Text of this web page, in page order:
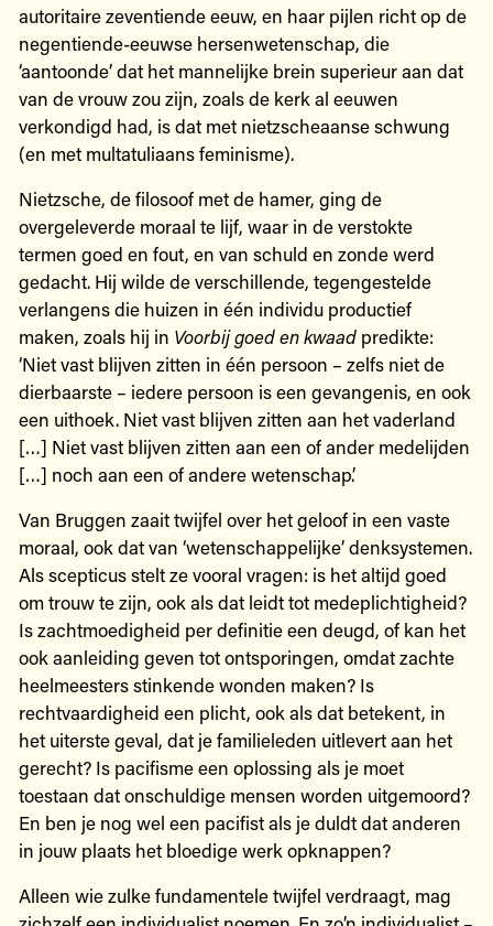
autoritaire zeventiende eeuw, en haar pijlen richt op de
negentiende-eeuwse hersenwetenschap, die
‘aantoonde’ dat het mannelijke brein superieur aan dat
van de vrouw zou zijn, zoals de kerk al eeuwen
verkondigd had, is dat met nietzscheaanse schwung
(en met multatuliaans feminisme).
Nietzsche, de filosoof met de hamer, ging de
overgeleverde moraal te lijf, waar in de verstokte
termen goed en fout, en van schuld en zonde werd
gedacht. Hij wilde de verschillende, tegengestelde
verlangens die huizen in één individu productief
maken, zoals hij in Voorbij goed en kwaadpredikte:
‘Niet vast blijven zitten in één persoon – zelfs niet de
dierbaarste – iedere persoon is een gevangenis, en ook
een uithoek. Niet vast blijven zitten aan het vaderland
[…] Niet vast blijven zitten aan een of ander medelijden
[…] noch aan een of andere wetenschap’.
Van Bruggen zaait twijfel over het geloof in een vaste
moraal, ook dat van ‘wetenschappelijke’ denksystemen.
Als scepticus stelt ze vooral vragen: is het altijd goed
om trouw te zijn, ook als dat leidt tot medeplichtigheid?
Is zachtmoedigheid per definitie een deugd, of kan het
ook aanleiding geven tot ontsporingen, omdat zachte
heelmeesters stinkende wonden maken? Is
rechtvaardigheid een plicht, ook als dat betekent, in
het uiterste geval, dat je familieleden uitlevert aan het
gerecht? Is pacifisme een oplossing als je moet
toestaan dat onschuldige mensen worden uitgemoord?
En ben je nog wel een pacifist als je duldt dat anderen
in jouw plaats het bloedige werk opknappen?
Alleen wie zulke fundamentele twijfel verdraagt, mag